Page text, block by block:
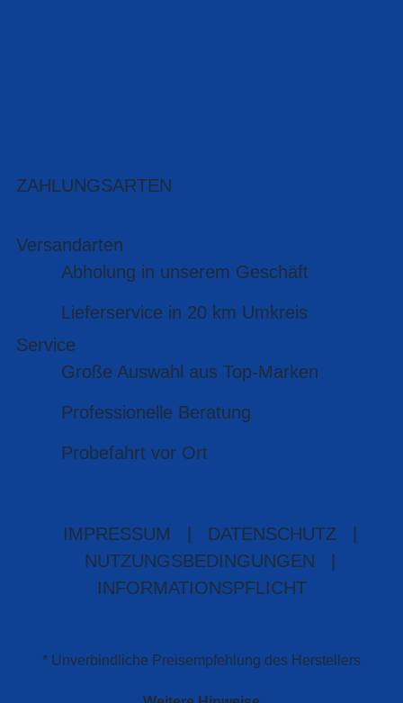
ZAHLUNGSARTEN
Versandarten
Abholung in unserem Geschäft
Lieferservice in 20 km Umkreis
Service
Große Auswahl aus Top-Marken
Professionelle Beratung
Probefahrt vor Ort
IMPRESSUM DATENSCHUTZ
NUTZUNGSBEDINGUNGEN
INFORMATIONSPFLICHT
* Unverbindliche Preisempfehlung des Herstellers